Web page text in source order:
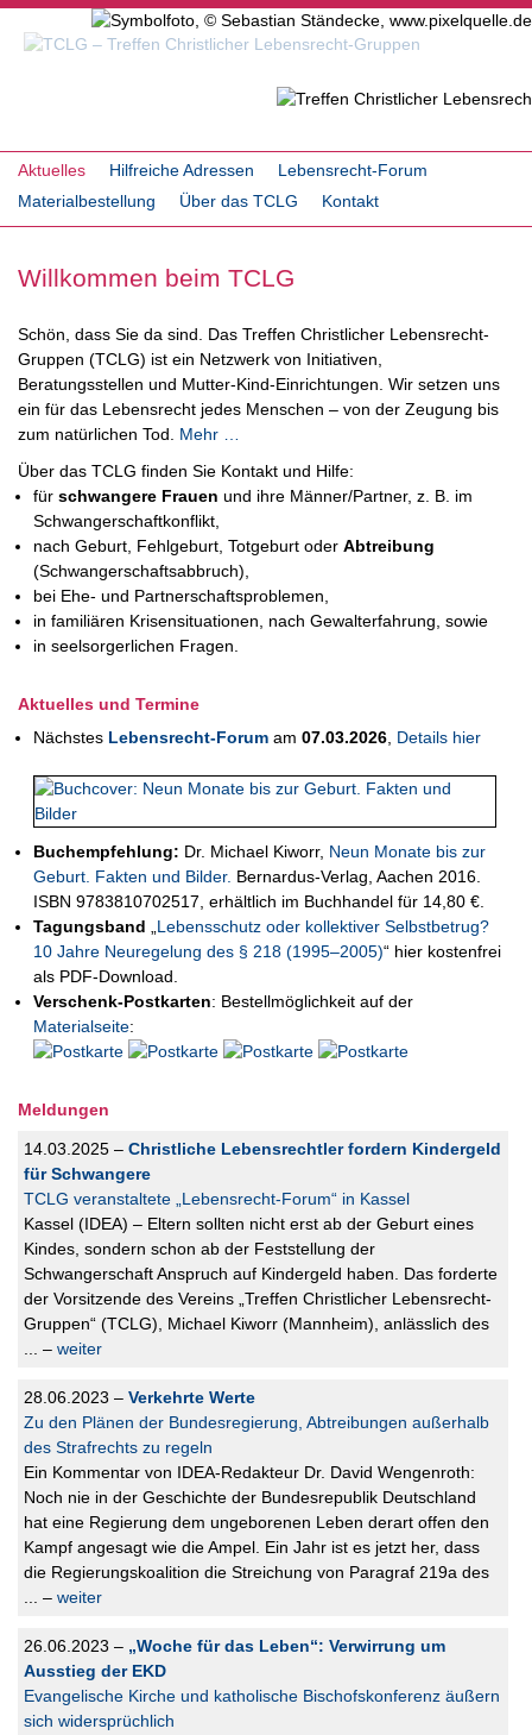
Aktuelles Hilfreiche Adressen
Lebensrecht-Forum
Materialbestellung
Über das TCLG Kontakt
Willkommen beim TCLG
Schön, dass Sie da sind. Das Treffen Christlicher Lebensrecht-
Gruppen (TCLG) ist ein Netzwerk von Initiativen,
Beratungsstellen und Mutter-Kind-Einrichtungen. Wir setzen uns
ein für das Lebensrecht jedes Menschen – von der Zeugung bis
zum natürlichen Tod. Mehr …
Über das TCLG finden Sie Kontakt und Hilfe:
für schwangere Frauen und ihre Männer/Partner, z. B. im
Schwangerschaftkonflikt,
nach Geburt, Fehlgeburt, Totgeburt oder Abtreibung
(Schwangerschaftsabbruch),
bei Ehe- und Partnerschaftsproblemen,
in familiären Krisensituationen, nach Gewalterfahrung, sowie
in seelsorgerlichen Fragen.
Aktuelles und Termine
Nächstes Lebensrecht-Forum am 07.03.2026 Details hier
Buchempfehlung: Dr. Michael Kiworr, Neun Monate bis zur
Geburt. Fakten und Bilder. Bernardus-Verlag, Aachen 2016.
ISBN 9783810702517, erhältlich im Buchhandel für 14,80 €.
Tagungsband
Lebensschutz oder kollektiver Selbstbetrug?
10 Jahre Neuregelung des § 218 (1995–2005)“ hier kostenfrei
als PDF-Download.
Verschenk-Postkarten: Bestellmöglichkeit auf der
Materialseite:
Meldungen
14.03.2025 – Christliche Lebensrechtler fordern Kindergeld
für Schwangere
TCLG veranstaltete „Lebensrecht-Forum“ in Kassel
Kassel (IDEA) – Eltern sollten nicht erst ab der Geburt eines
Kindes, sondern schon ab der Feststellung der
Schwangerschaft Anspruch auf Kindergeld haben. Das forderte
der Vorsitzende des Vereins „Treffen Christlicher Lebensrecht-
Gruppen“ (TCLG), Michael Kiworr (Mannheim), anlässlich des
... – weiter
28.06.2023 – Verkehrte Werte
Zu den Plänen der Bundesregierung, Abtreibungen außerhalb
des Strafrechts zu regeln
Ein Kommentar von IDEA-Redakteur Dr. David Wengenroth:
Noch nie in der Geschichte der Bundesrepublik Deutschland
hat eine Regierung dem ungeborenen Leben derart offen den
Kampf angesagt wie die Ampel. Ein Jahr ist es jetzt her, dass
die Regierungskoalition die Streichung von Paragraf 219a des
... – weiter
26.06.2023 – „Woche für das Leben“: Verwirrung um
Ausstieg der EKD
Evangelische Kirche und katholische Bischofskonferenz äußern
sich widersprüchlich